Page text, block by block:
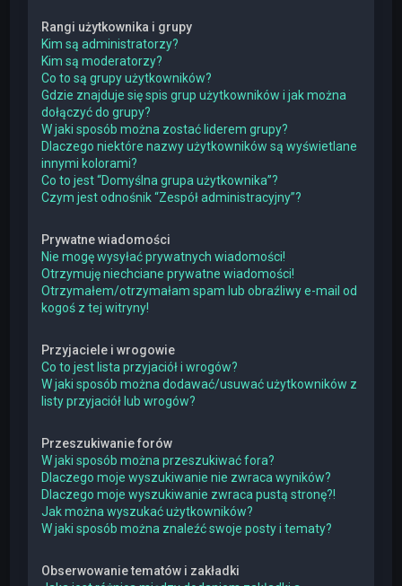
Rangi użytkownika i grupy
Kim są administratorzy?
Kim są moderatorzy?
Co to są grupy użytkowników?
Gdzie znajduje się spis grup użytkowników i jak można
dołączyć do grupy?
W jaki sposób można zostać liderem grupy?
Dlaczego niektóre nazwy użytkowników są wyświetlane
innymi kolorami?
Co to jest “Domyślna grupa użytkownika”?
Czym jest odnośnik “Zespół administracyjny”?
Prywatne wiadomości
Nie mogę wysyłać prywatnych wiadomości!
Otrzymuję niechciane prywatne wiadomości!
Otrzymałem/otrzymałam spam lub obraźliwy e-mail od
kogoś z tej witryny!
Przyjaciele i wrogowie
Co to jest lista przyjaciół i wrogów?
W jaki sposób można dodawać/usuwać użytkowników z
listy przyjaciół lub wrogów?
Przeszukiwanie forów
W jaki sposób można przeszukiwać fora?
Dlaczego moje wyszukiwanie nie zwraca wyników?
Dlaczego moje wyszukiwanie zwraca pustą stronę?!
Jak można wyszukać użytkowników?
W jaki sposób można znaleźć swoje posty i tematy?
Obserwowanie tematów i zakładki